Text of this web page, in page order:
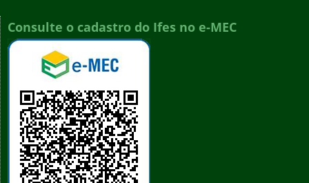
Consulte o cadastro do Ifes no e-MEC